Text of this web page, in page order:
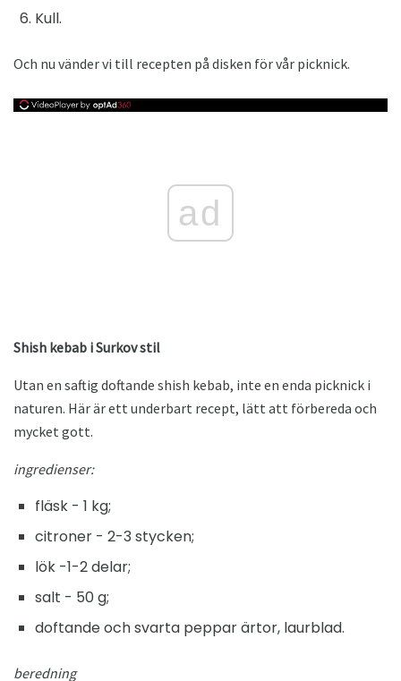
Kull.
Och nu vänder vi till recepten på disken för vår picknick.
ad
Shish kebab i Surkov stil
Utan en saftig doftande shish kebab, inte en enda picknick i
naturen. Här är ett underbart recept, lätt att förbereda och
mycket gott.
ingredienser:
fläsk - 1 kg;
citroner - 2-3 stycken;
lök -1-2 delar;
salt - 50 g;
doftande och svarta peppar ärtor, laurblad.
beredning